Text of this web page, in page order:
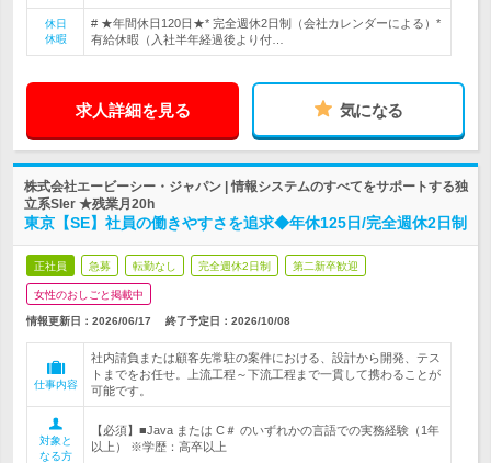
休日
休暇
# ★年間休日120日★* 完全週休2日制（会社カレンダーによる）*
有給休暇（入社半年経過後より付…
求人詳細を見る 気になる
株式会社エービーシー・ジャパン | 情報システムのすべてをサポートする独
立系SIer ★残業月20h
東京【SE】社員の働きやすさを追求◆年休125日/完全週休2日制
正社員 急募 転勤なし 完全週休2日制 第二新卒歓迎
女性のおしごと掲載中
情報更新日：2026/06/17 終了予定日： 2026/10/08
仕事内容
社内請負または顧客先常駐の案件における、設計から開発、テス
トまでをお任せ。上流工程～下流工程まで一貫して携わることが
可能です。
対象と
なる方
【必須】■Java または C＃ のいずれかの言語での実務経験（1年
以上） ※学歴：高卒以上